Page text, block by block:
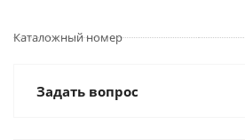
Каталожный номер
Задать вопрос